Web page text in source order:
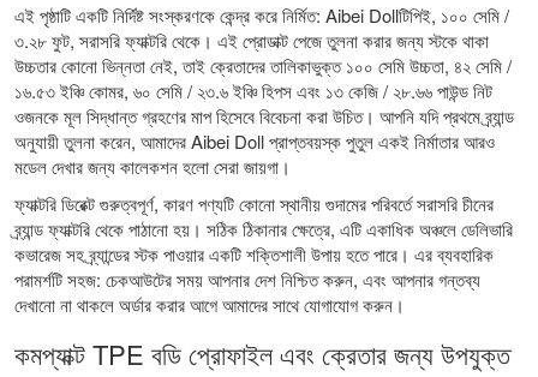
এই পৃষ্ঠাটি একটি নির্দিষ্ট সংস্করণকে কেন্দ্র করে নির্মিত: Aibei Dollটিপিই, ১০০ সেমি /
৩.২৮ ফুট, সরাসরি ফ্যাক্টরি থেকে। এই প্রোডাক্ট পেজে তুলনা করার জন্য স্টকে থাকা
উচ্চতার কোনো ভিন্নতা নেই, তাই ক্রেতাদের তালিকাভুক্ত ১০০ সেমি উচ্চতা, ৪২ সেমি /
১৬.৫৩ ইঞ্চি কোমর, ৬০ সেমি / ২৩.৬ ইঞ্চি হিপস এবং ১৩ কেজি / ২৮.৬৬ পাউন্ড নিট
ওজনকে মূল সিদ্ধান্ত গ্রহণের মাপ হিসেবে বিবেচনা করা উচিত। আপনি যদি প্রথমে ব্র্যান্ড
অনুযায়ী তুলনা করেন, আমাদেরAibei Doll প্রাপ্তবয়স্ক পুতুলএকই নির্মাতার আরও
মডেল দেখার জন্য কালেকশন হলো সেরা জায়গা।
ফ্যাক্টরি ডিরেক্ট গুরুত্বপূর্ণ, কারণ পণ্যটি কোনো স্থানীয় গুদামের পরিবর্তে সরাসরি চীনের
ব্র্যান্ড ফ্যাক্টরি থেকে পাঠানো হয়। সঠিক ঠিকানার ক্ষেত্রে, এটি একাধিক অঞ্চলে ডেলিভারি
কভারেজ সহ ব্র্যান্ডের স্টক পাওয়ার একটি শক্তিশালী উপায় হতে পারে। এর ব্যবহারিক
পরামর্শটি সহজ: চেকআউটের সময় আপনার দেশ নিশ্চিত করুন, এবং আপনার গন্তব্য
দেখানো না থাকলে অর্ডার করার আগে আমাদের সাথে যোগাযোগ করুন।
কমপ্যাক্ট TPE বডি প্রোফাইল এবং ক্রেতার জন্য উপযুক্ত